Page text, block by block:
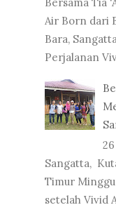
Air Born dari
Bara,
Perjalanan
Sangatta,
Timur
setelah Vivid